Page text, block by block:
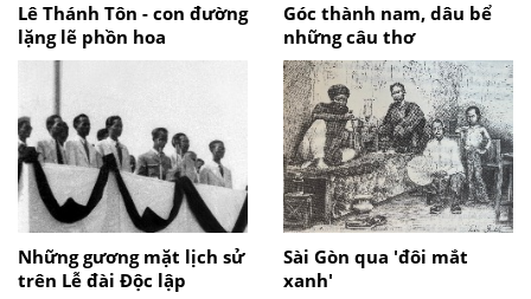
Lê Thánh Tôn - con đường
lặng lẽ phồn hoa
Góc thành nam, dâu bể
những câu thơ
Những gương mặt lịch sử
trên Lễ đài Độc lập
Sài Gòn qua 'đôi mắt
xanh'